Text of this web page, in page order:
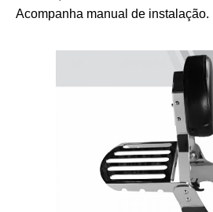
Acompanha manual de instalação.